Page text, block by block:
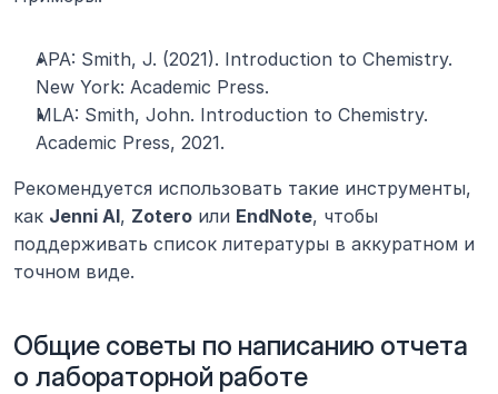
APA: Smith, J. (2021). Introduction to Chemistry.
New York: Academic Press.
MLA: Smith, John. Introduction to Chemistry.
Academic Press, 2021.
Рекомендуется использовать такие инструменты,
как Jenni AI, Zotero или EndNote, чтобы
поддерживать список литературы в аккуратном и
точном виде.
Общие советы по написанию отчета
о лабораторной работе